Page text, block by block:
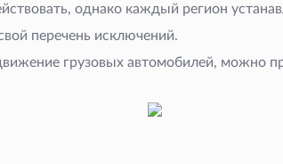
однако каждый регион
перечень исключений.
грузовых автомобилей, можно